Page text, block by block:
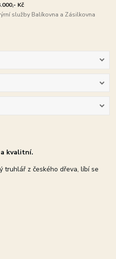
Kč
služby Balíkovna a Zásilkovna
kvalitní.
truhlář z českého dřeva, líbí se